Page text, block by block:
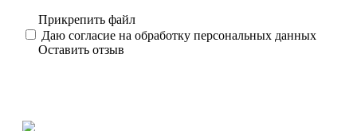
Прикрепить файл
Даю согласие на обработку персональных данных
Оставить отзыв